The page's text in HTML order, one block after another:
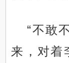
“不敢
来，对着